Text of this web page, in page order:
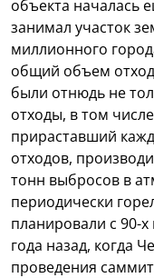
объекта началась
занимал участок
миллионного
общий объем
были отнюдь не
отходы, в том
прираставший
отходов,
тонн выбросов в
периодически
планировали с 90-
года назад, когда
проведения